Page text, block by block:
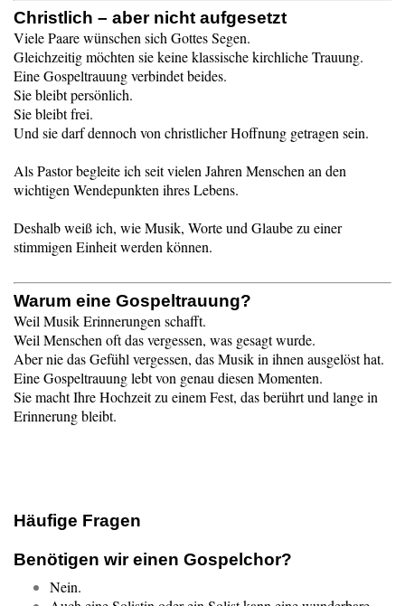
Christlich – aber nicht aufgesetzt
Viele Paare wünschen sich Gottes Segen.
Gleichzeitig möchten sie keine klassische kirchliche Trauung.
Eine Gospeltrauung verbindet beides.
Sie bleibt persönlich.
Sie bleibt frei.
Und sie darf dennoch von christlicher Hoffnung getragen sein.
Als Pastor begleite ich seit vielen Jahren Menschen an den
wichtigen Wendepunkten ihres Lebens.
Deshalb weiß ich, wie Musik, Worte und Glaube zu einer
stimmigen Einheit werden können.
Warum eine Gospeltrauung?
Weil Musik Erinnerungen schafft.
Weil Menschen oft das vergessen, was gesagt wurde.
Aber nie das Gefühl vergessen, das Musik in ihnen ausgelöst hat.
Eine Gospeltrauung lebt von genau diesen Momenten.
Sie macht Ihre Hochzeit zu einem Fest, das berührt und lange in
Erinnerung bleibt.
Häufige Fragen
Benötigen wir einen Gospelchor?
Nein.